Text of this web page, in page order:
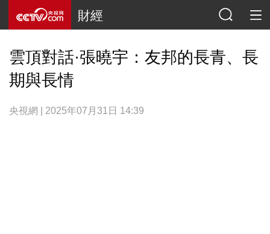
財經
雲頂對話·張曉宇：友邦的長青、長
期與長情
央視網 | 2025年07月31日 14:39